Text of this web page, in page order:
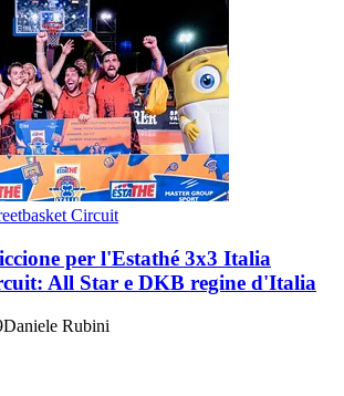
Circuit
per l'Estathé 3x3 Italia
All Star e DKB regine d'Italia
Daniele Rubini